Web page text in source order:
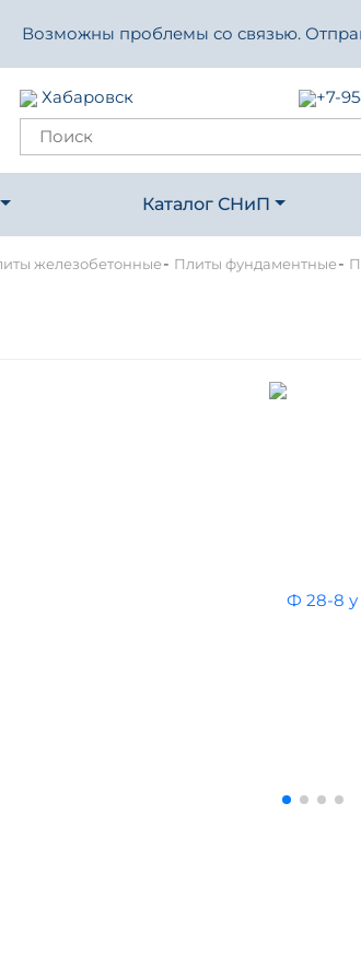
Возможны проблемы со связью.
Хабаровск +7-
Каталог СНиП
железобетонные- Плиты фундаментные-